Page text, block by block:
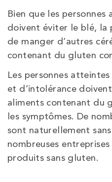
Bien que les personnes
doivent éviter le blé, la
de manger d’autres
contenant du gluten
Les personnes
et d’intolérance
aliments contenant du
les symptômes. De
sont naturellement
nombreuses
produits sans gluten.